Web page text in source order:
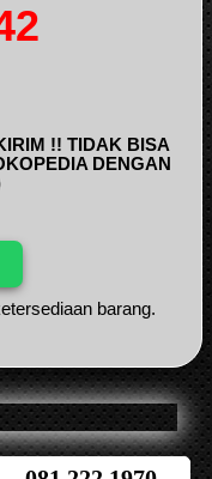
!! TIDAK BISA
DENGAN
barang.